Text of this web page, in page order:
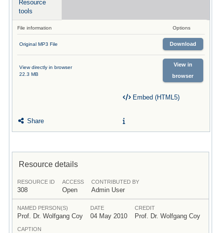
Resource
tools
File information Options
Original MP3 File Download
View directly in browser
22.3 MB
View in
browser
Share
Embed (HTML5)
Resource details
RESOURCE ID
308
ACCESS
Open
CONTRIBUTED BY
Admin User
NAMED PERSON(S)
Prof. Dr. Wolfgang Coy
DATE
04 May 2010
CREDIT
Prof. Dr. Wolfgang Coy
CAPTION